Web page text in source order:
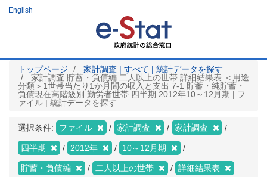
ツ
English
トップページ
家計調査 | すべて | 統計データを探す
家計調査 貯蓄・負債編 二人以上の世帯 詳細結果表 ＜用途
分類＞1世帯当たり1か月間の収入と支出 7-1 貯蓄・純貯蓄・
負債現在高階級別 勤労者世帯 四半期 2012年10～12月期 | フ
ァイル | 統計データを探す
選択条件: ファイル 家計調査 家計調査
四半期 2012年 10～12月期
貯蓄・負債編 二人以上の世帯 詳細結果表